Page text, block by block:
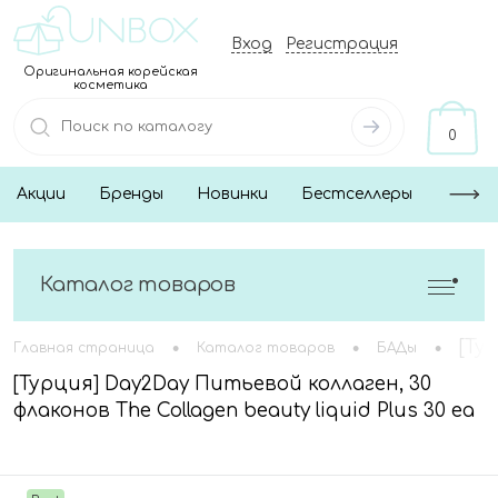
Оригинальная корейская
косметика
Вход Регистрация
0
Акции Бренды Новинки Бестселлеры
Каталог товаров
Главная страница • Каталог товаров • БАДы •
[Турция] Day2Day Питьевой коллаген, 30
флаконов The Collagen beauty liquid Plus 30 ea